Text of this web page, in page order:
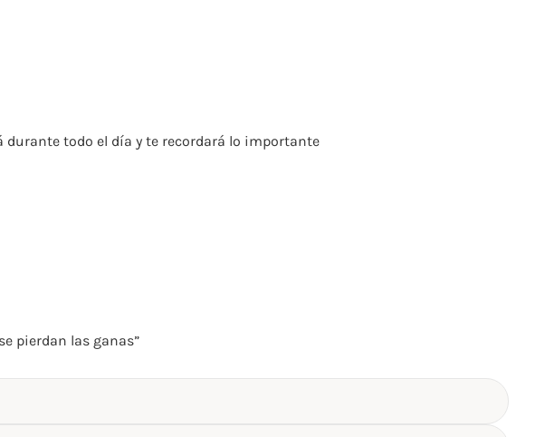
durante todo el día y te recordará lo importante
pierdan las ganas”